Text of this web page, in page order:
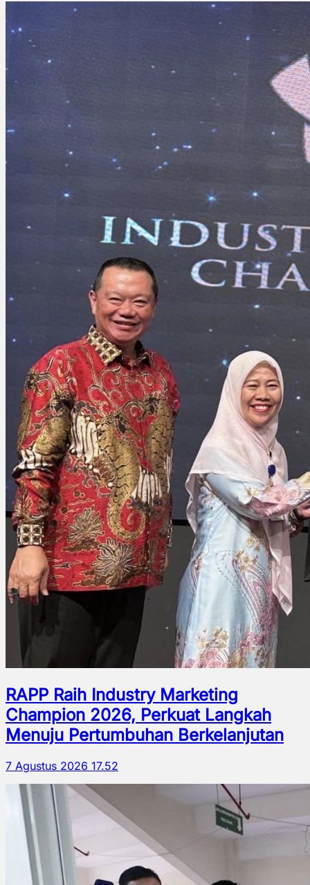
RAPP Raih Industry Marketing
Champion 2026, Perkuat Langkah
Menuju Pertumbuhan Berkelanjutan
7 Agustus 2026 17.52